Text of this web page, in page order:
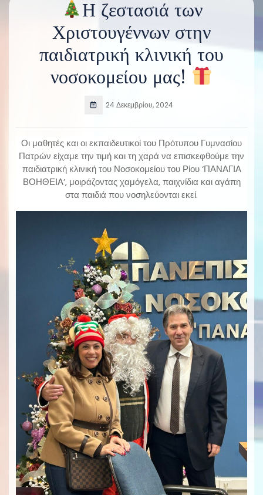
Η ζεστασιά των
Χριστουγέννων στην
παιδιατρική κλινική του
νοσοκομείου μας!
24 Δεκεμβρίου, 2024
Οι μαθητές και οι εκπαιδευτικοί του Πρότυπου Γυμνασίου
Πατρών είχαμε την τιμή και τη χαρά να επισκεφθούμε την
παιδιατρική κλινική του Νοσοκομείου του Ρίου ‘ΠΑΝΑΓΙΑ
ΒΟΗΘΕΙΑ’, μοιράζοντας χαμόγελα, παιχνίδια και αγάπη
στα παιδιά που νοσηλεύονται εκεί.